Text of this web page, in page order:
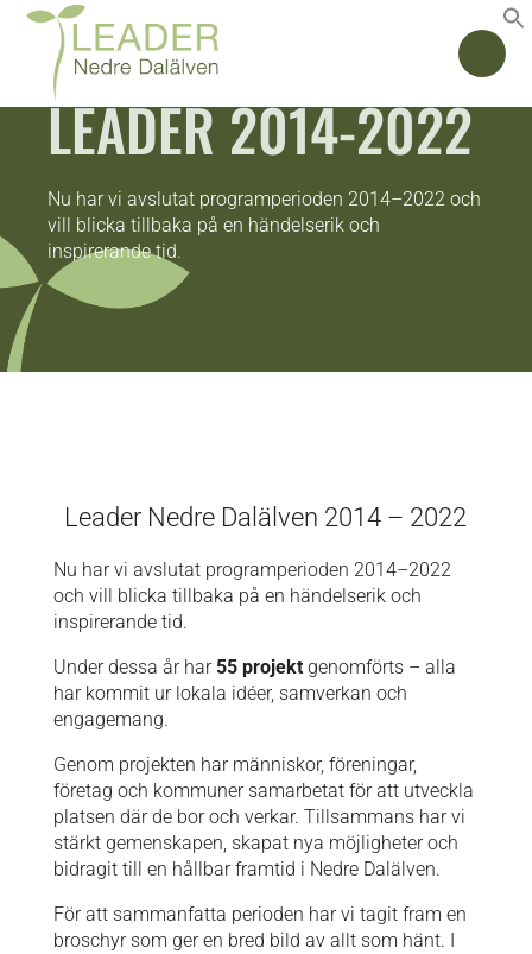
LEADER 2014-2022
Nu har vi avslutat programperioden 2014–2022 och
vill blicka tillbaka på en händelserik och
inspirerande tid.
Leader Nedre Dalälven 2014 – 2022
Nu har vi avslutat programperioden 2014–2022
och vill blicka tillbaka på en händelserik och
inspirerande tid.
Under dessa år har 55 projektgenomförts – alla
har kommit ur lokala idéer, samverkan och
engagemang.
Genom projekten har människor, föreningar,
företag och kommuner samarbetat för att utveckla
platsen där de bor och verkar. Tillsammans har vi
stärkt gemenskapen, skapat nya möjligheter och
bidragit till en hållbar framtid i Nedre Dalälven.
För att sammanfatta perioden har vi tagit fram en
broschyr som ger en bred bild av allt som hänt. I